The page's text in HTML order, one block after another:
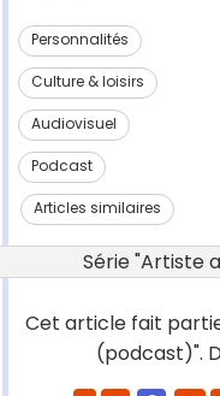
Personnalités
Culture & loisirs
Audiovisuel
Podcast
Articles similaires
Série "Artiste
Cet article fait
(podcast)".